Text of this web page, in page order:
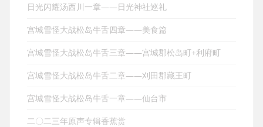
日光闪耀汤西川一章——日光神社巡礼
宫城雪怪大战松岛牛舌四章——美食篇
宫城雪怪大战松岛牛舌三章——宫城郡松岛町+利府町
宫城雪怪大战松岛牛舌二章——刈田郡藏王町
宫城雪怪大战松岛牛舌一章——仙台市
二〇二三年原声专辑香蕉赏